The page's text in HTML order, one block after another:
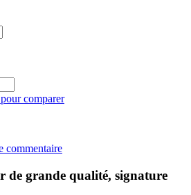
comparer
commentaire
de grande qualité, signature